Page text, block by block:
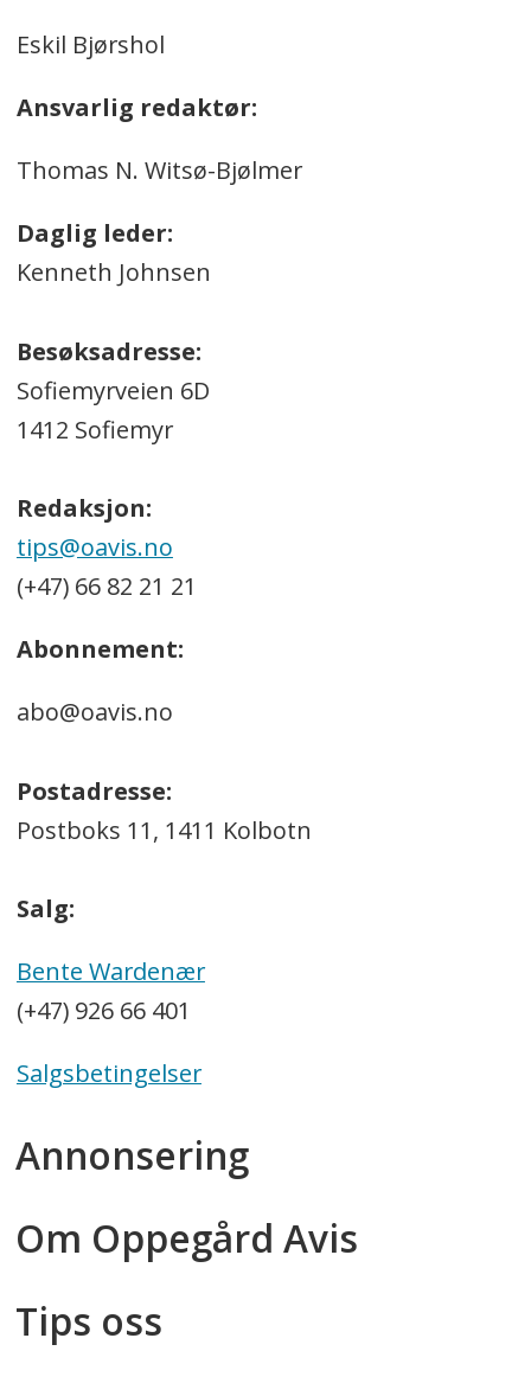
Eskil Bjørshol
Ansvarlig redaktør:
Thomas N. Witsø-Bjølmer
Daglig leder:
Kenneth Johnsen
Besøksadresse:
Sofiemyrveien 6D
1412 Sofiemyr
Redaksjon:
tips@oavis.no
(+47) 66 82 21 21
Abonnement:
abo@oavis.no
Postadresse:
Postboks 11, 1411 Kolbotn
Salg:
Bente Wardenær
(+47) 926 66 401
Salgsbetingelser
Annonsering
Om Oppegård Avis
Tips oss